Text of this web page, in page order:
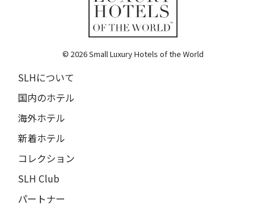
ホテル・デ・リッチ
Fendi Private Suites
バブイーノ 181
Babuino 181
バリーマロー・ハウス・ホテル
Ballymaloe House Hotel
サン・カンジアン・ホテル & レジデンシズ
ウルソ・ホテル＆スパ
Urso Hotel & Spa
© 2026 Small Luxury Hotels of the World
SLHについて
国内のホテル
海外ホテル
新着ホテル
コレクション
SLH Club
パートナー